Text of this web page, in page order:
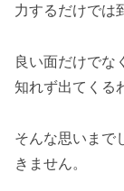
力するだけでは
良い面だけでな
知れず出てくる
そんな思いまで
きません。